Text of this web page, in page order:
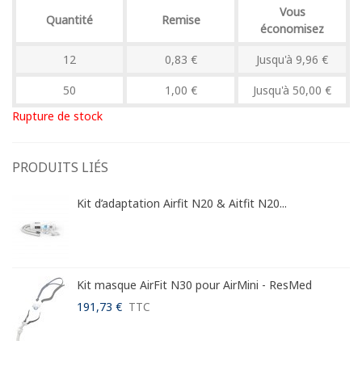
Quantité Remise
Vous
économisez
12
0,83 €
Jusqu'à 9,96 €
50
1,00 €
Jusqu'à 50,00 €
Rupture de stock
PRODUITS LIÉS
Kit d’adaptation Airfit N20 & Aitfit N20...
Kit masque AirFit N30 pour AirMini - ResMed
191,73 € TTC